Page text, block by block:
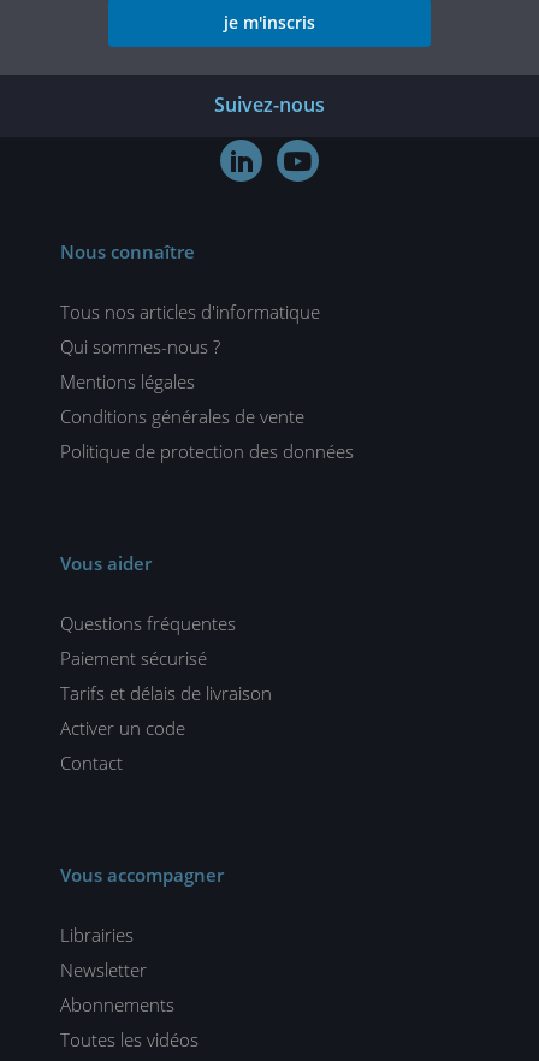
je m'inscris
Suivez-nous
 
Nous connaître
Tous nos articles d'informatique
Qui sommes-nous ?
Mentions légales
Conditions générales de vente
Politique de protection des données
Vous aider
Questions fréquentes
Paiement sécurisé
Tarifs et délais de livraison
Activer un code
Contact
Vous accompagner
Librairies
Newsletter
Abonnements
Toutes les vidéos